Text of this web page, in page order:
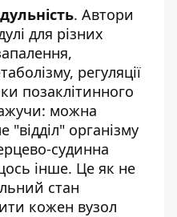
. Автори
для різних
регуляції
позаклітинного
можна
організму
судинна
інше. Це як не
стан
кожен вузол